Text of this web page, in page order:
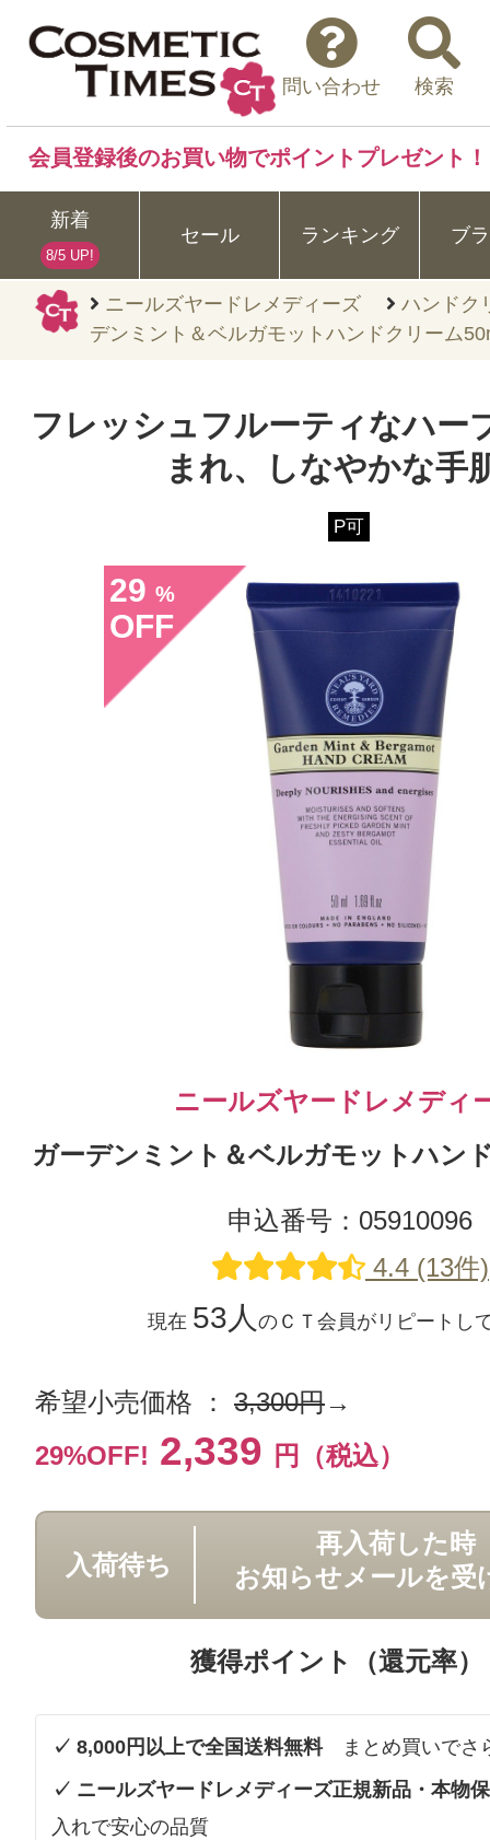
ニールズヤードレメディーズ
ハンドク
デンミント＆ベルガモットハンドクリーム
問い合わせ 検索
会員登録後のお買い物でポイントプレゼント！
新着
8/5 UP!
セール ランキング ブ
フレッシュフルーティなハー
まれ、しなやかな手
P可
29 %
OFF
ニールズヤードレメディ
ガーデンミント＆ベルガモットハン
申込番号：05910096
4.4 (13件)
現在 53人 のＣＴ会員がリピートし
希望小売価格 ： 3,300円→
29%OFF! 2,339 円（税込）
入荷待ち
再入荷した時
お知らせメールを受
獲得ポイント（還元率）
✓ 8,000円以上で全国送料無料まとめ買いでさ
✓ ニールズヤードレメディーズ正規新品・本物
入れで安心の品質